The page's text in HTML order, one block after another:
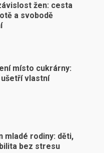
žen: cesta
a svobodě
místo cukrárny:
vlastní
mladé rodiny: děti,
bez stresu